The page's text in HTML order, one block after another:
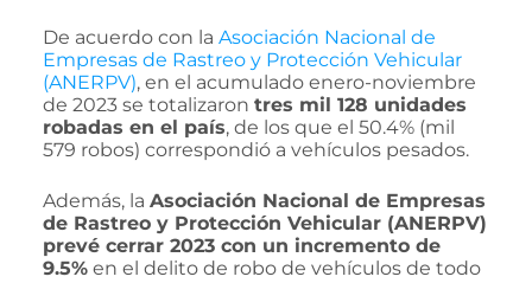
De acuerdo con la Asociación Nacional de
Empresas de Rastreo y Protección Vehicular
(ANERPV), en el acumulado enero-noviembre
de 2023 se totalizaron tres mil 128 unidades
robadas en el país, de los que el 50.4% (mil
579 robos) correspondió a vehículos pesados.
Además, la Asociación Nacional de Empresas
de Rastreo y Protección Vehicular (ANERPV)
prevé cerrar 2023 con un incremento de
9.5%en el delito de robo de vehículos de todo